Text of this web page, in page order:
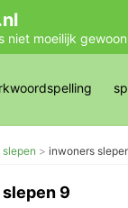
niet moeilijk
inwoners
9